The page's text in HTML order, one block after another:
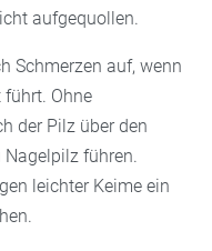
aufgequollen.
Schmerzen auf, wenn
führt. Ohne
der Pilz über den
führen.
leichter Keime ein